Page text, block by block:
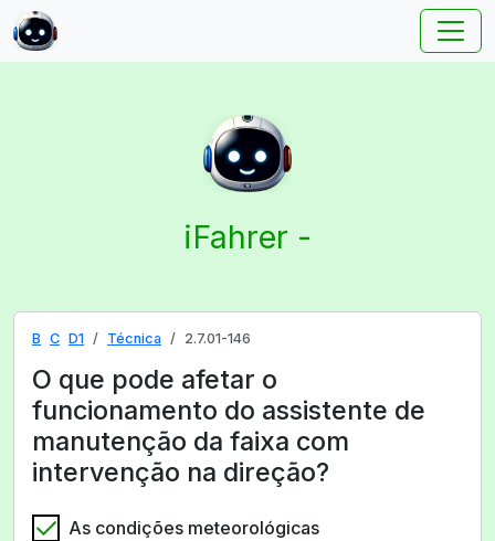
iFahrer -
B C D1 Técnica 2.7.01-146
O que pode afetar o
funcionamento do assistente de
manutenção da faixa com
intervenção na direção?
As condições meteorológicas